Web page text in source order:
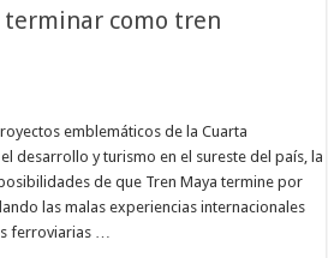
terminar como tren
emblemáticos de la Cuarta
desarrollo y turismo en el sureste del país, la
de que Tren Maya termine por
las malas experiencias internacionales
ferroviarias …